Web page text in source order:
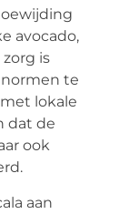
avocado,
is
te
lokale
dat de
ook
aan